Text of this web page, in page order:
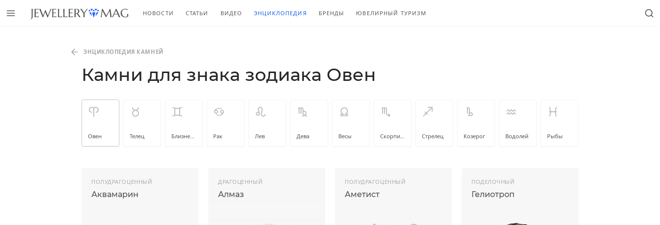
НОВОСТИ СТАТЬИ ВИДЕО ЭНЦИКЛОПЕДИЯ БРЕНДЫ ЮВЕЛИРНЫЙ ТУРИЗМ
ЭНЦИКЛОПЕДИЯ КАМНЕЙ
Камни для знака зодиака Овен
Овен Телец Близнецы Рак Лев Дева Весы Скорпион Стрелец Козерог Водолей Рыбы
ПОЛУДРАГОЦЕННЫЙ
Аквамарин
ДРАГОЦЕННЫЙ
Алмаз
ПОЛУДРАГОЦЕННЫЙ
Аметист
ПОДЕЛОЧНЫЙ
Гелиотроп